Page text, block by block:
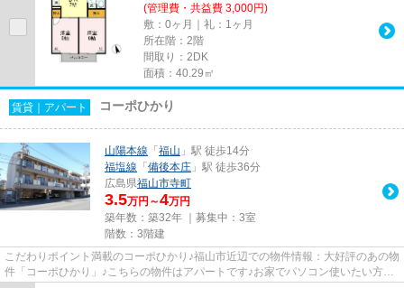
(管理費・共益費 3,000円)
敷：0ヶ月｜礼：1ヶ月
所在階：2階
間取り：2DK
面積：40.29㎡
賃貸｜アパート コーポひかり
山陽本線 「 福山 」駅 徒歩14分
福塩線 「 備後本庄 」駅 徒歩36分
広島県福山市寺町
3.5万円～4万円
築年数：築32年 ｜募集中： 3室
階数：3階建
こだわりポイント満載のコーポひかり♪福山市近辺での物件情報：大好評のあの物
件「コーポひかり」♪こちらの物件はアパートです♪お家でパソコン使いたい方に